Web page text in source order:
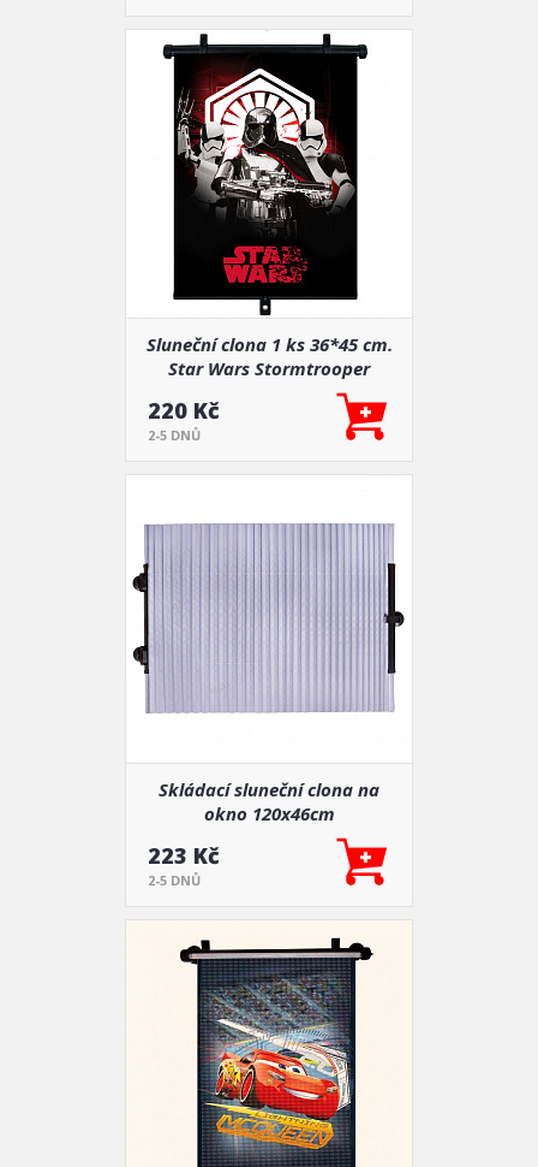
Sluneční clona 1 ks 36*45 cm.
Star Wars Stormtrooper
220 Kč
2-5 DNŮ
Skládací sluneční clona na
okno 120x46cm
223 Kč
2-5 DNŮ